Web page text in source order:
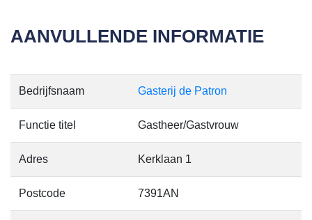
AANVULLENDE INFORMATIE
Bedrijfsnaam Gasterij de Patron
Functie titel Gastheer/Gastvrouw
Adres Kerklaan 1
Postcode 7391AN